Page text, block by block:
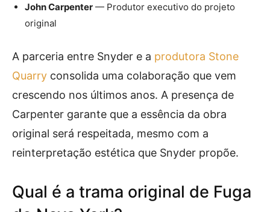
John Carpenter — Produtor executivo do projeto
original
A parceria entre Snyder e a produtora Stone
Quarry consolida uma colaboração que vem
crescendo nos últimos anos. A presença de
Carpenter garante que a essência da obra
original será respeitada, mesmo com a
reinterpretação estética que Snyder propõe.
Qual é a trama original de Fuga